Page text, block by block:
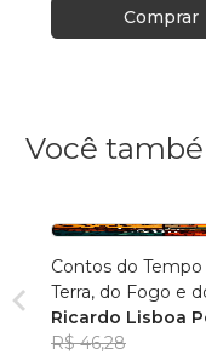
Comprar
Você
Contos do Tempo e da
Ricardo Lisboa
R$ 46,28